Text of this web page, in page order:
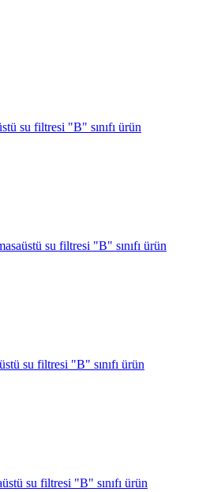
su filtresi "B" sınıfı ürün
su filtresi "B" sınıfı ürün
su filtresi "B" sınıfı ürün
su filtresi "B" sınıfı ürün